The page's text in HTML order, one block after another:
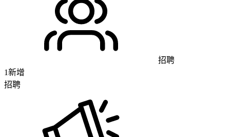
招聘
1新增
招聘